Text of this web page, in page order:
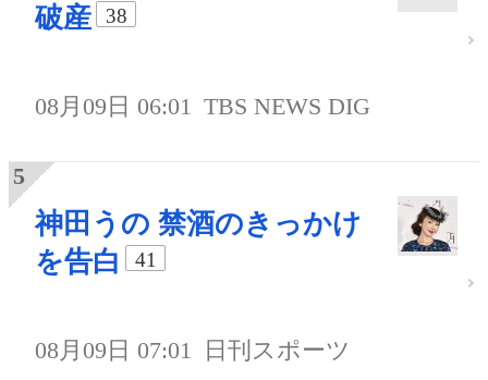
破産
38
08月09日 06:01 TBS NEWS DIG
神田うの 禁酒のきっかけ
を告白
41
08月09日 07:01 日刊スポーツ